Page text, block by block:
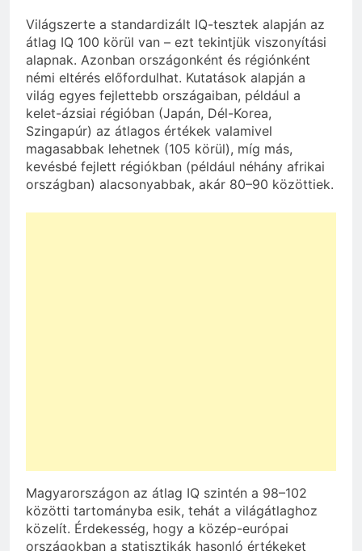
Világszerte a standardizált IQ-tesztek alapján az
átlag IQ 100 körül van – ezt tekintjük viszonyítási
alapnak. Azonban országonként és régiónként
némi eltérés előfordulhat. Kutatások alapján a
világ egyes fejlettebb országaiban, például a
kelet-ázsiai régióban (Japán, Dél-Korea,
Szingapúr) az átlagos értékek valamivel
magasabbak lehetnek (105 körül), míg más,
kevésbé fejlett régiókban (például néhány afrikai
országban) alacsonyabbak, akár 80–90 közöttiek.
Magyarországon az átlag IQ szintén a 98–102
közötti tartományba esik, tehát a világátlaghoz
közelít. Érdekesség, hogy a közép-európai
országokban a statisztikák hasonló értékeket